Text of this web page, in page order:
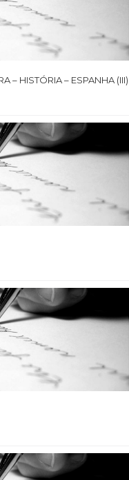
– HISTÓRIA – ESPANHA (III)